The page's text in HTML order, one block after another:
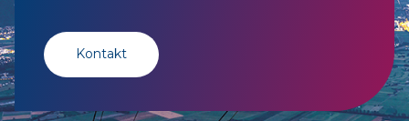
Kontakt